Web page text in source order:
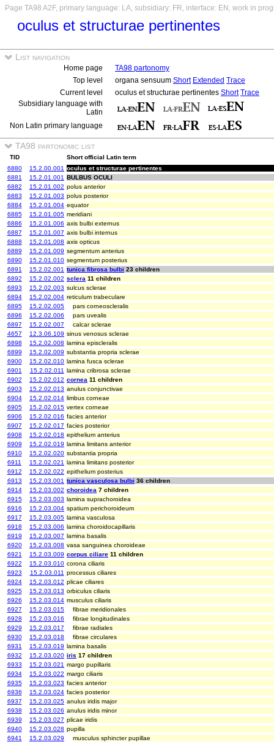
Page TA98 A2F, primary language: LA, subsidiary: FR, interface: EN, work in
oculus et structurae pertinentes
List navigation
Home page
TA98 partonomy
Top level
organa sensuum Short Extended Trace
Current level
oculus et structurae pertinentes Short Trace
Subsidiary language with
Latin
Non Latin primary language
TA98 partonomic list
TID
Short official Latin term
6880
15.2.00.001 oculus et structurae pertinentes
6881
15.2.01.001 BULBUS OCULI
6882
15.2.01.002 polus anterior
6883
15.2.01.003 polus posterior
6884
15.2.01.004 equator
6885
15.2.01.005 meridiani
6886
15.2.01.006 axis bulbi externus
6887
15.2.01.007 axis bulbi internus
6888
15.2.01.008 axis opticus
6889
15.2.01.009 segmentum anterius
6890
15.2.01.010 segmentum posterius
6891
15.2.02.001 tunica fibrosa bulbi 23 children
6892
15.2.02.002 sclera 11 children
6893
15.2.02.003 sulcus sclerae
6894
15.2.02.004 reticulum trabeculare
6895
15.2.02.005
pars corneoscleralis
6896
15.2.02.006
pars uvealis
6897
15.2.02.007
calcar sclerae
4657
12.3.06.109 sinus venosus sclerae
6898
15.2.02.008 lamina episcleralis
6899
15.2.02.009 substantia propria sclerae
6900
15.2.02.010 lamina fusca sclerae
6901
15.2.02.011 lamina cribrosa sclerae
6902
15.2.02.012 cornea 11 children
6903
15.2.02.013 anulus conjunctivae
6904
15.2.02.014 limbus corneae
6905
15.2.02.015 vertex corneae
6906
15.2.02.016 facies anterior
6907
15.2.02.017 facies posterior
6908
15.2.02.018 epithelium anterius
6909
15.2.02.019 lamina limitans anterior
6910
15.2.02.020 substantia propria
6911
15.2.02.021 lamina limitans posterior
6912
15.2.02.022 epithelium posterius
6913
15.2.03.001 tunica vasculosa bulbi 36 children
6914
15.2.03.002 choroidea 7 children
6915
15.2.03.003 lamina suprachoroidea
6916
15.2.03.004 spatium perichoroideum
6917
15.2.03.005 lamina vasculosa
6918
15.2.03.006 lamina choroidocapillaris
6919
15.2.03.007 lamina basalis
6920
15.2.03.008 vasa sanguinea choroideae
6921
15.2.03.009 corpus ciliare 11 children
6922
15.2.03.010 corona ciliaris
6923
15.2.03.011 processus ciliares
6924
15.2.03.012 plicae ciliares
6925
15.2.03.013 orbiculus ciliaris
6926
15.2.03.014 musculus ciliaris
6927
15.2.03.015
fibrae meridionales
6928
15.2.03.016
fibrae longitudinales
6929
15.2.03.017
fibrae radiales
6930
15.2.03.018
fibrae circulares
6931
15.2.03.019 lamina basalis
6932
15.2.03.020 iris 17 children
6933
15.2.03.021 margo pupillaris
6934
15.2.03.022 margo ciliaris
6935
15.2.03.023 facies anterior
6936
15.2.03.024 facies posterior
6937
15.2.03.025 anulus iridis major
6938
15.2.03.026 anulus iridis minor
6939
15.2.03.027 plicae iridis
6940
15.2.03.028 pupilla
6941
15.2.03.029
musculus sphincter pupillae